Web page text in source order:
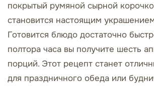
покрытый румяной сырной
становится настоящим
Готовится блюдо достаточно
полтора часа вы получите шесть
порций. Этот рецепт станет
для праздничного обеда или